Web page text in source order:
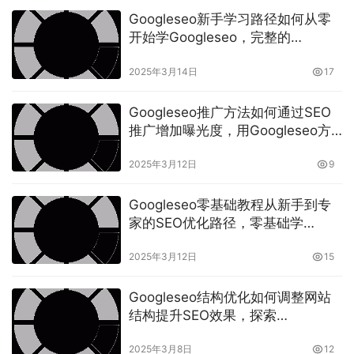
Googleseo新手学习路径如何从零
开始学Googleseo，完整的
2025年3月14日 17
Googleseo推广方法如何通过SEO
推广增加曝光度，用Googleseo方
2025年3月12日 9
Googleseo零基础教程从新手到专
家的SEO优化路径，零基础学
2025年3月12日 15
Googleseo结构优化如何调整网站
结构提升SEO效果，探索
2025年3月8日 12